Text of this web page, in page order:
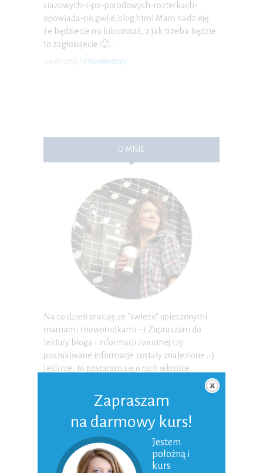
ciazowych-i-po-porodowych-rozterkach-
opowiada-po,gwli6,blog.html Mam nadzieję,
że będziecie mi kibicować, a jak trzeba będzie
to zagłosujecie 🙂…
04-01-2012 0 Komentarzy
O MNIE
Na co dzień pracuję ze "świeżo" upieczonymi
mamami i noworodkami :-) Zapraszam do
lektury bloga i informacji zwrotnej czy
poszukiwane informacje zostały znalezione :-)
Jeśli nie, to postaram się o nich wkrótce
Piekarzewska
NEWSLETTER
Zapraszam
na darmowy kurs!
Jestem
położną i
kurs